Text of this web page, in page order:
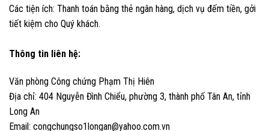
Các tiện ích: Thanh toán bằng thẻ ngân hàng, dịch vụ đếm tiền, gởi
tiết kiệm cho Quý khách.
Thông tin liên hệ:
Văn phòng Công chứng Phạm Thị Hiên
Địa chỉ: 404 Nguyễn Đình Chiểu, phường 3, thành phố Tân An, tỉnh
Long An
Email: congchungso1longan@yahoo.com.vn